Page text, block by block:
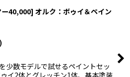
絞り込む
40,000] オルク：ボゥイ＆ペイン
少数モデルで試せるペイントセッ
イ2体とグレッチン1体、基本塗装